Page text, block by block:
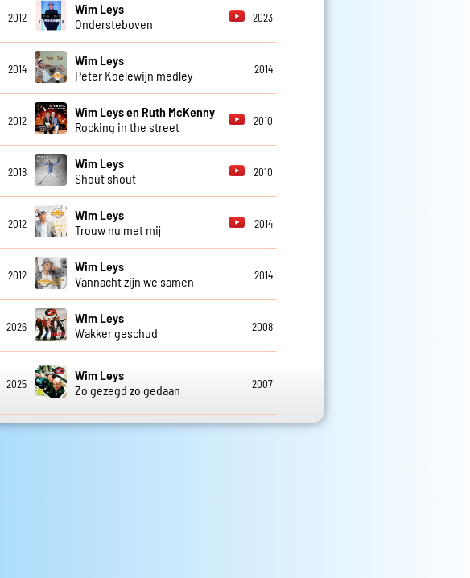
2012
Wim Leys
Ondersteboven
2023
2014
Wim Leys
Peter Koelewijn medley
2014
2012
Wim Leys en Ruth McKenny
Rocking in the street
2010
2018
Wim Leys
Shout shout
2010
2012
Wim Leys
Trouw nu met mij
2014
2012
Wim Leys
Vannacht zijn we samen
2014
2026
Wim Leys
Wakker geschud
2008
2025
Wim Leys
Zo gezegd zo gedaan
2007